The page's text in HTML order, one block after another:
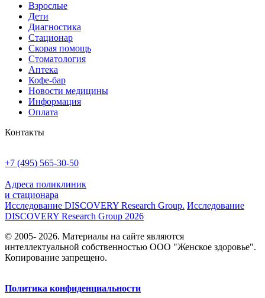
Взрослые
Дети
Диагностика
Стационар
Скорая помощь
Стоматология
Аптека
Кофе-бар
Новости медицины
Информация
Оплата
Контакты
+7 (495) 565-30-50
Адреса поликлиник
и стационара
Исследование DISCOVERY Research Group. Исследование
DISCOVERY Research Group 2026
© 2005- 2026. Материалы на сайте являются
интеллектуальной собственностью ООО "Женское здоровье".
Копирование запрещено.
Политика конфиденциальности